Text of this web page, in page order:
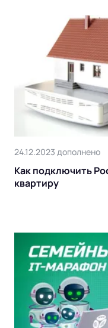
24.12.2023 дополнено
Как подключить
квартиру